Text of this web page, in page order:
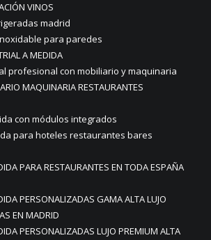
VINOS
madrid
para paredes
A MEDIDA
profesional con mobiliario y maquinaria
MAQUINARIA RESTAURANTES
con módulos integrados
para hoteles restaurantes bares
PARA RESTAURANTES EN TODA ESPAÑA
PERSONALIZADAS GAMA ALTA LUJO
EN MADRID
PERSONALIZADAS LUJO PREMIUM ALTA